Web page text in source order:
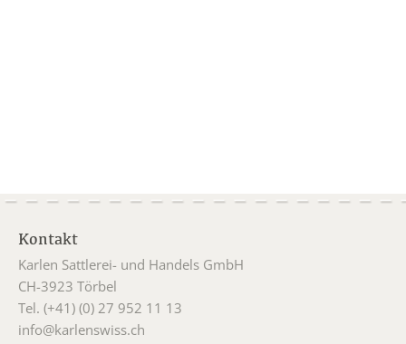
Kontakt
Karlen Sattlerei- und Handels GmbH
CH-3923 Törbel
Tel. (+41) (0) 27 952 11 13
info@karlenswiss.ch